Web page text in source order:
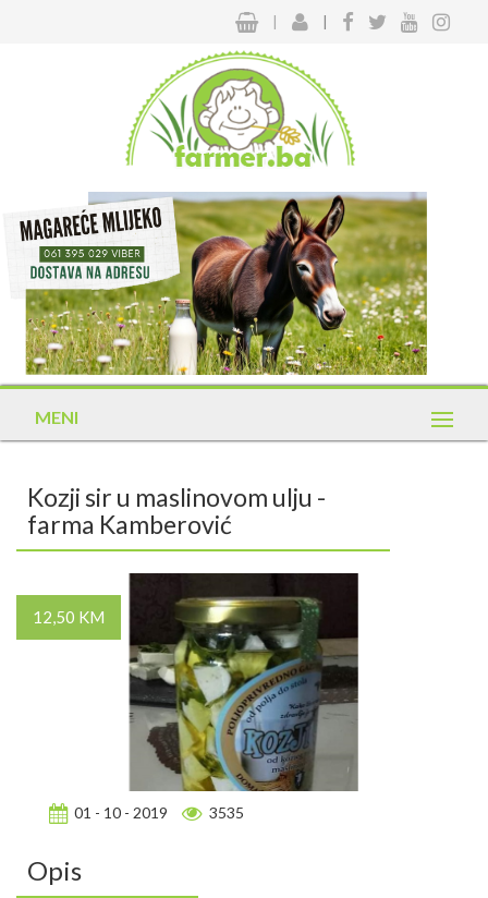
| |
MENI
Kozji sir u maslinovom ulju -
farma Kamberović
12,50 KM
01 - 10 - 2019 3535
Opis